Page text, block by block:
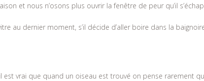
et nous n’osons plus ouvrir la fenêtre de peur qu’il
au dernier moment, s’il décide d’aller boire dans la
vrai que quand un oiseau est trouvé on pense rarement